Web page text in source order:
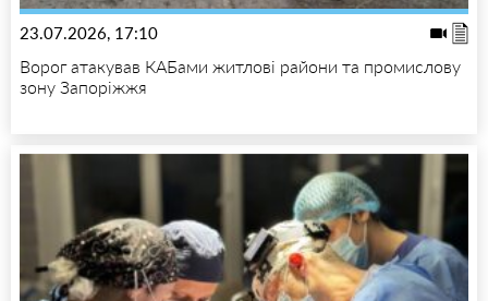
23.07.2026, 17:10
Ворог атакував КАБами житлові райони та промислову
зону Запоріжжя